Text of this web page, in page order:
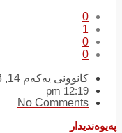
0
1
0
0
کانوونی یەکەم 14, 2023
12:19 pm
No Comments
پەیوەندیدار